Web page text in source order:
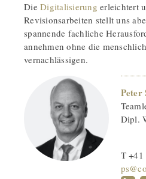
Die Digitalisierung erleichtert
Revisionsarbeiten stellt uns
spannende fachliche
annehmen ohne die
vernachlässigen.
Peter
Dipl.
T +41